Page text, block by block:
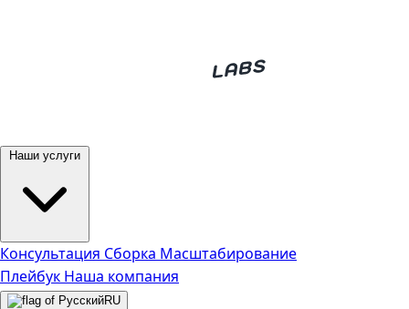
Консультация Сборка Масштабирование
Плейбук Наша компания
RU